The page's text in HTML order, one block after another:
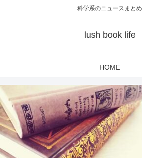
科学系のニュースまとめ
lush book life
HOME